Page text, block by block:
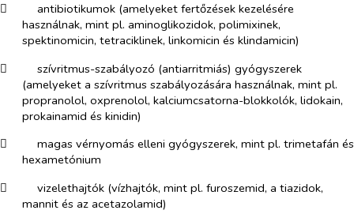
​
antibiotikumok (amelyeket fertőzések kezelésére
használnak, mint pl. aminoglikozidok, polimixinek,
spektinomicin, tetraciklinek, linkomicin és klindamicin)
​
szívritmus-szabályozó (antiarritmiás) gyógyszerek
(amelyeket a szívritmus szabályozására használnak, mint pl.
propranolol, oxprenolol, kalciumcsatorna-blokkolók, lidokain,
prokainamid és kinidin)
​
magas vérnyomás elleni gyógyszerek, mint pl. trimetafán és
hexametónium
​
vizelethajtók (vízhajtók, mint pl. furoszemid, a tiazidok,
mannit és az acetazolamid)